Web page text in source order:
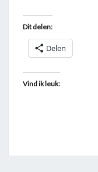
Dit delen:
Delen
Vind ik leuk: